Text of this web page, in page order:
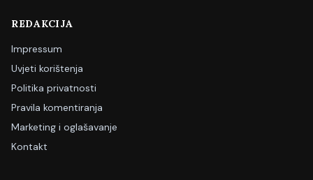
REDAKCIJA
Impressum
Uvjeti korištenja
Politika privatnosti
Pravila komentiranja
Marketing i oglašavanje
Kontakt